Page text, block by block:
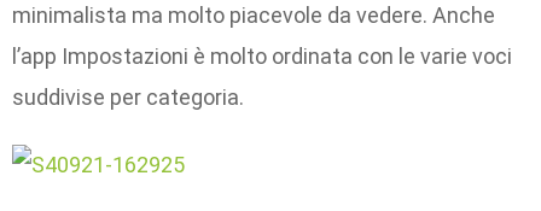
minimalista ma molto piacevole da vedere. Anche
l’app Impostazioni è molto ordinata con le varie voci
suddivise per categoria.